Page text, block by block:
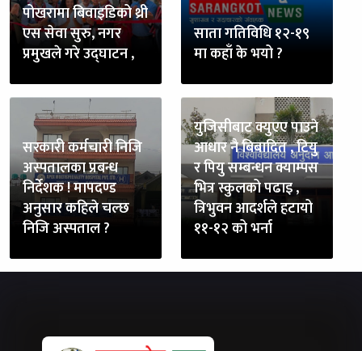
पोखरामा बिवाइडिको थ्री
एस सेवा सुरु, नगर
प्रमुखले गरे उद्घाटन ,
साता गतिविधि १२-१९
मा कहाँ के भयो ?
सरकारी कर्मचारी निजि
अस्पतालका प्रबन्ध
निर्देशक ! मापदण्ड
अनुसार कहिले चल्छ
निजि अस्पताल ?
युजिसीबाट क्युएए पाउने
आधार नै बिबादित , टियु
र पियु सम्बन्धन क्याम्पस
भित्र स्कुलको पढाइ ,
त्रिभुवन आदर्शले हटायो
११-१२ को भर्ना